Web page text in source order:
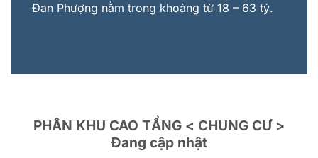
Đan Phượng nằm trong khoảng từ 18 – 63 tỷ.
PHÂN KHU CAO TẦNG < CHUNG CƯ >
Đang cập nhật